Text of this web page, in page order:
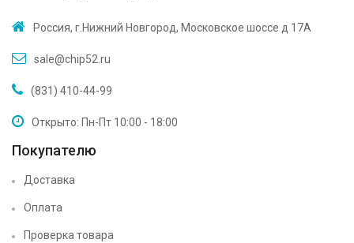
Россия, г.Нижний Новгород, Московское шоссе д 17А
sale@chip52.ru
(831) 410-44-99
Открыто: Пн-Пт 10:00 - 18:00
Покупателю
Доставка
Оплата
Проверка товара